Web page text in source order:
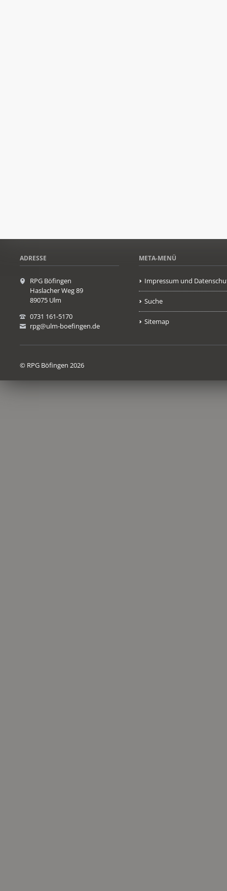
ADRESSE
RPG Böfingen
Haslacher Weg 89
89075 Ulm
0731 161-5170
rpg@ulm-boefingen.de
META-MENÜ
Impressum und
Suche
Sitemap
© RPG Böfingen 2026